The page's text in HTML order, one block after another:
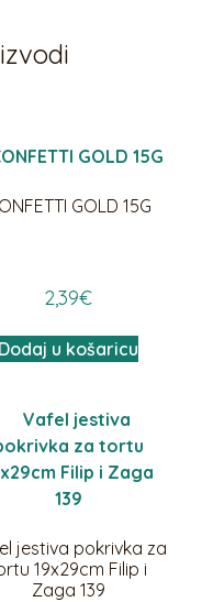
GOLD 15G
2,39€
Dodaj u košaricu
jestiva pokrivka za
19x29cm Filip i
Zaga 139